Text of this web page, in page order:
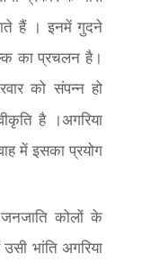
हैं । इनमें गुदने
का प्रचलन है।
को संपन्न हो
है ।अगरिया
में इसका प्रयोग
कोलों के
भांति अगरिया